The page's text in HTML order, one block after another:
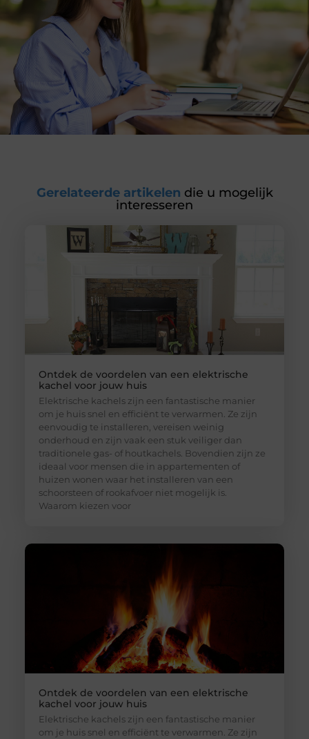
Gerelateerde artikelen die u mogelijk
interesseren
Ontdek de voordelen van een elektrische
kachel voor jouw huis
Elektrische kachels zijn een fantastische manier
om je huis snel en efficiënt te verwarmen. Ze zijn
eenvoudig te installeren, vereisen weinig
onderhoud en zijn vaak een stuk veiliger dan
traditionele gas- of houtkachels. Bovendien zijn ze
ideaal voor mensen die in appartementen of
huizen wonen waar het installeren van een
schoorsteen of rookafvoer niet mogelijk is.
Waarom kiezen voor
Ontdek de voordelen van een elektrische
kachel voor jouw huis
Elektrische kachels zijn een fantastische manier
om je huis snel en efficiënt te verwarmen. Ze zijn